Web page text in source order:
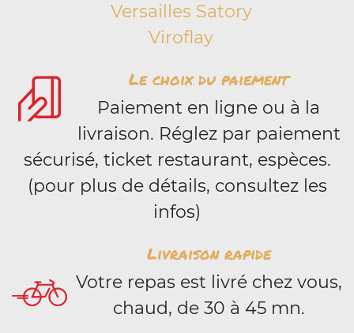
Versailles Satory
Viroflay
Le choix du paiement
Paiement en ligne ou à la
livraison. Réglez par paiement
sécurisé, ticket restaurant, espèces.
(pour plus de détails, consultez les
infos)
Livraison rapide
Votre repas est livré chez vous,
chaud, de 30 à 45 mn.